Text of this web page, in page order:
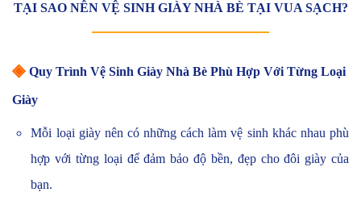
TẠI SAO NÊN VỆ SINH GIÀY NHÀ BÈ TẠI VUA SẠCH?
◈ Quy Trình Vệ Sinh Giày Nhà Bè Phù Hợp Với Từng Loại
Giày
Mỗi loại giày nên có những cách làm vệ sinh khác nhau phù
hợp với từng loại để đảm bảo độ bền, đẹp cho đôi giày của
bạn.